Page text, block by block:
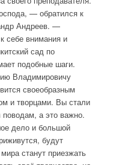
— обратился к
Андреев. —
себе внимания и
сад по
подобные шаги.
Владимировичу
своеобразным
и творцами. Вы стали
а это важно.
дело и большой
будут
станут приезжать